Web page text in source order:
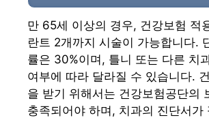
만 65세 이상의 경우, 건강보험 적
란트 2개까지 시술이 가능합니다.
률은 30%이며, 틀니 또는 다른 치
여부에 따라 달라질 수 있습니다.
을 받기 위해서는 건강보험공단의
충족되어야 하며, 치과의 진단서가